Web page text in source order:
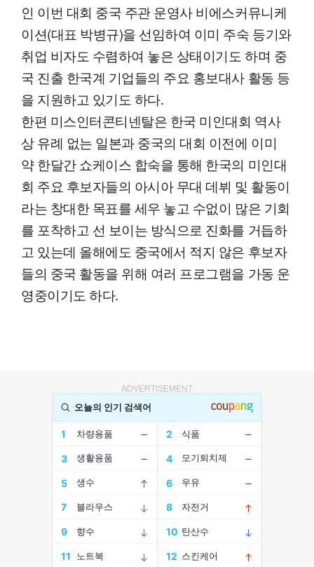
인 이번 대회 중국 주관 운영사 비에스커뮤니케
이션(대표 박병규)을 선임하여 이미 주숙 등기와
취업 비자도 수렴하여 놓은 상태이기도 하며 중
국 진출 한국계 기업들의 주요 홍보대사 활동 등
을 지원하고 있기도 하다.
한편 미스인터콘티넨탈은 한국 미인대회 역사
상 유례 없는 일본과 중국의 대회 이전에 이미
약 한달간 쇼케이스 합숙을 통해 한국의 미인대
회 주요 후보자들의 아시아 무대 데뷔 및 활동이
라는 창대한 목표를 세우 놓고 수없이 많은 기회
를 포착하고 선 보이는 방식으로 진화를 거듭하
고 있는데 올해에도 중국에서 적지 않은 후보자
들의 중국 활동을 위해 여러 프로그램을 가동 운
영중이기도 하다.
ADVERTISEMENT